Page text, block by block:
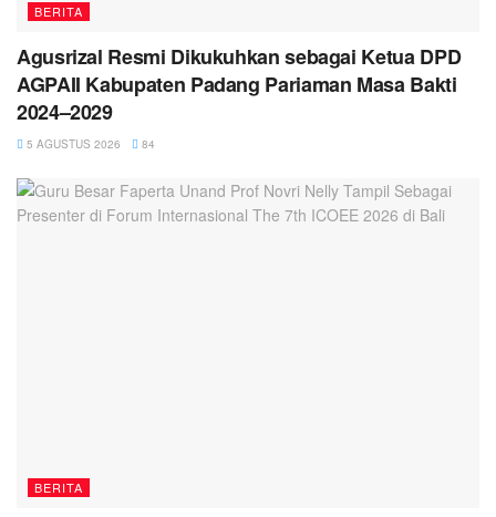
BERITA
Agusrizal Resmi Dikukuhkan sebagai Ketua DPD
AGPAII Kabupaten Padang Pariaman Masa Bakti
2024–2029
5 AGUSTUS 2026 84
BERITA